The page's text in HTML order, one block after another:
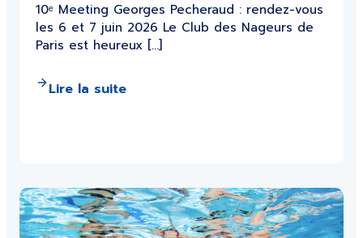
10ᵉ Meeting Georges Pecheraud : rendez-vous
les 6 et 7 juin 2026 Le Club des Nageurs de
Paris est heureux […]
Lire la suite